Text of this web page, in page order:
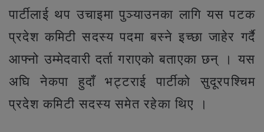
पार्टीलाई थप उचाइमा पुञ्याउनका लागि यस पटक
प्रदेश कमिटी सदस्य पदमा बस्ने इच्छा जाहेर गर्दै
आफ्नो उम्मेदवारी दर्ता गराएको बताएका छन् । यस
अघि नेकपा हुदाँ भट्टराई पार्टीको सुदूरपश्चिम
प्रदेश कमिटी सदस्य समेत रहेका थिए ।